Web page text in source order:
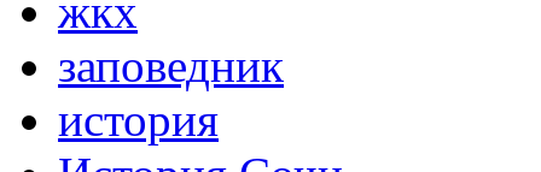
жкх
заповедник
история